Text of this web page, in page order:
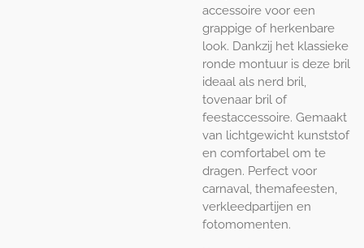
accessoire voor een
grappige of herkenbare
look. Dankzij het klassieke
ronde montuur is deze bril
ideaal als nerd bril,
tovenaar bril of
feestaccessoire. Gemaakt
van lichtgewicht kunststof
en comfortabel om te
dragen. Perfect voor
carnaval, themafeesten,
verkleedpartijen en
fotomomenten.